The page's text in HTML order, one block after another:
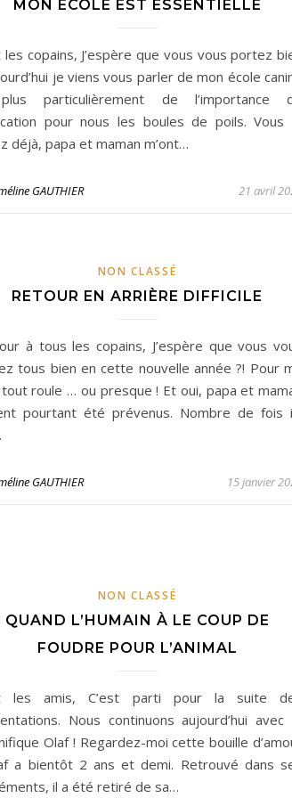
MON ÉCOLE EST ESSENTIELLE
les copains, J’espère que vous vous portez
je viens vous parler de mon école
particulièrement de l’importance
pour nous les boules de poils. Vous
déjà, papa et maman m’ont…
GAUTHIER 21 avril
NON CLASSÉ
RETOUR EN ARRIÈRE DIFFICILE
à tous les copains, J’espère que vous
tous bien en cette nouvelle année ?! Pour
roule … ou presque ! Et oui, papa et
pourtant été prévenus. Nombre de fois
GAUTHIER 15 janvier
NON CLASSÉ
QUAND L’HUMAIN À LE COUP DE
FOUDRE POUR L’ANIMAL
les amis, C’est parti pour la suite
Nous continuons aujourd’hui avec
Olaf ! Regardez-moi cette bouille
a bientôt 2 ans et demi. Retrouvé dans
il a été retiré de sa…